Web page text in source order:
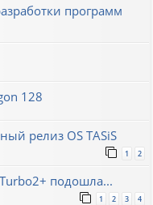
программ
128
релиз OS TASiS
1 2
подошла...
1 2 3 4